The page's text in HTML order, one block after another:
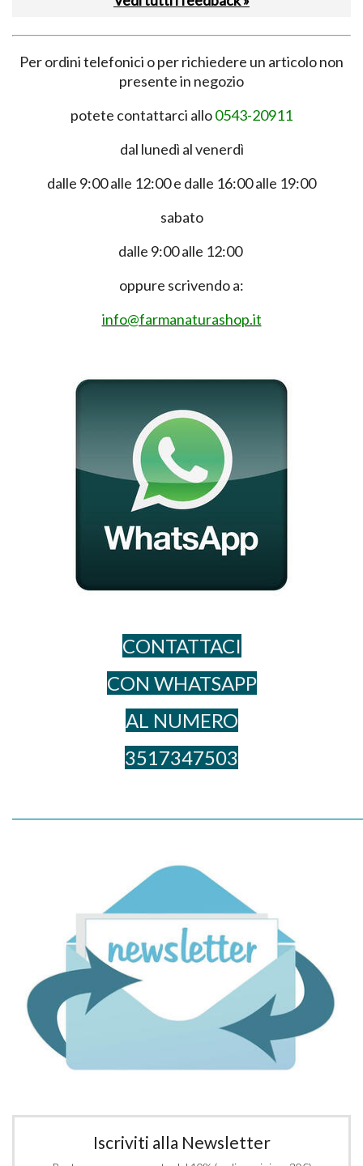
Per ordini telefonici o per richiedere un articolo non
presente in negozio
potete contattarci allo0543-20911
dal lunedì al venerdì
dalle 9:00 alle 12:00 e dalle 16:00 alle 19:00
sabato
dalle 9:00 alle 12:00
oppure scrivendo a:
info@farmanaturashop.it
CONTATTACI
CON WHATSAPP
AL NUME​RO
3517347503
Iscriviti alla Newsletter